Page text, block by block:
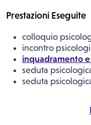
Prestazioni Eseguite
colloquio
incontro
inquadramento
seduta
seduta